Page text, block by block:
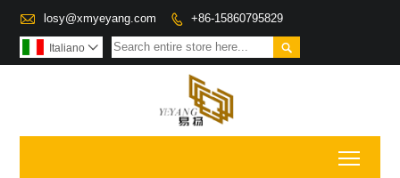
 losy@xmyeyang.com  +86-15860795829

Italiano 